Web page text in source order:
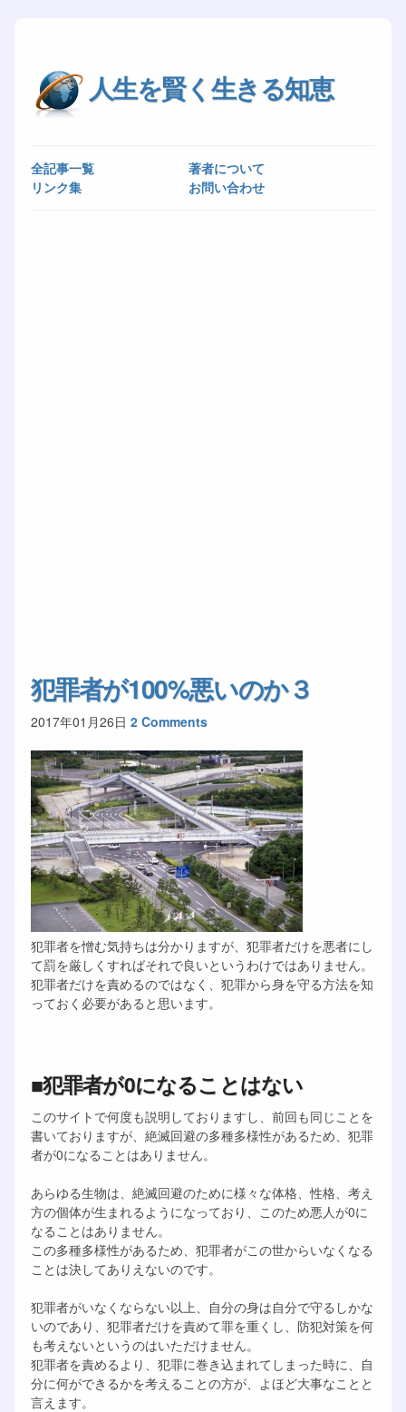
人生を賢く生きる知恵
全記事一覧
著者について
リンク集
お問い合わせ
犯罪者が100%悪いのか３
2017年01月26日 2 Comments
犯罪者を憎む気持ちは分かりますが、犯罪者だけを悪者にし
て罰を厳しくすればそれで良いというわけではありません。
犯罪者だけを責めるのではなく、犯罪から身を守る方法を知
っておく必要があると思います。
■犯罪者が0になることはない
このサイトで何度も説明しておりますし、前回も同じことを
書いておりますが、絶滅回避の多種多様性があるため、犯罪
者が0になることはありません。
あらゆる生物は、絶滅回避のために様々な体格、性格、考え
方の個体が生まれるようになっており、このため悪人が0に
なることはありません。
この多種多様性があるため、犯罪者がこの世からいなくなる
ことは決してありえないのです。
犯罪者がいなくならない以上、自分の身は自分で守るしかな
いのであり、犯罪者だけを責めて罪を重くし、防犯対策を何
も考えないというのはいただけません。
犯罪者を責めるより、犯罪に巻き込まれてしまった時に、自
分に何ができるかを考えることの方が、よほど大事なことと
言えます。